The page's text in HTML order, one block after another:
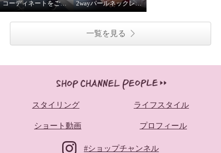
コーディネートをご紹介！ 2wayパールネックレス着用してみました
一覧を見る
スタイリング ライフスタイル
ショート動画 プロフィール
#ショップチャンネル